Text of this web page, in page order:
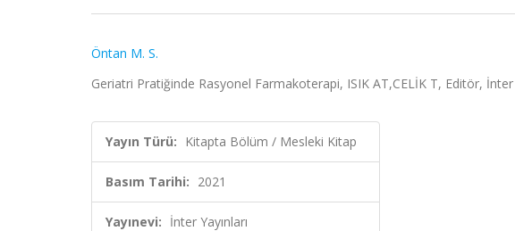
Öntan M. S.
Geriatri Pratiğinde Rasyonel Farmakoterapi, ISIK AT,CELİK T, Editör, İnter
Yayın Türü: Kitapta Bölüm / Mesleki Kitap
Basım Tarihi: 2021
Yayınevi: İnter Yayınları